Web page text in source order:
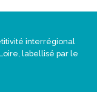
interrégional
labellisé par le